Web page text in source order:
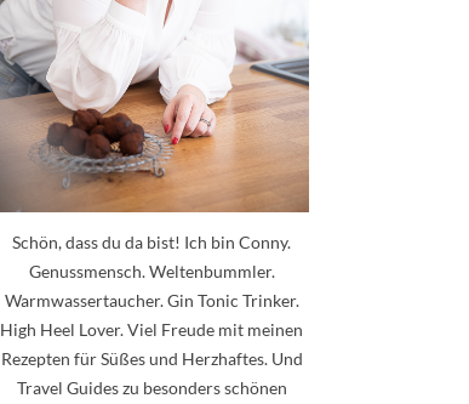
Schön, dass du da bist! Ich bin Conny.
Genussmensch. Weltenbummler.
Warmwassertaucher. Gin Tonic Trinker.
High Heel Lover. Viel Freude mit meinen
Rezepten für Süßes und Herzhaftes. Und
Travel Guides zu besonders schönen